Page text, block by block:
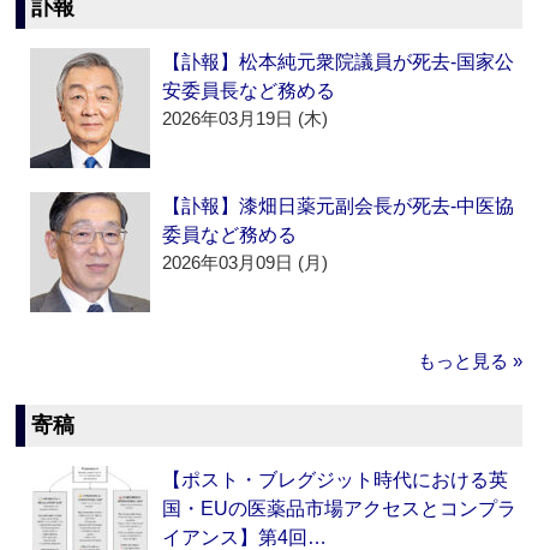
訃報
【訃報】松本純元衆院議員が死去‐国家公
安委員長など務める
2026年03月19日 (木)
【訃報】漆畑日薬元副会長が死去‐中医協
委員など務める
2026年03月09日 (月)
もっと見る »
寄稿
【ポスト・ブレグジット時代における英
国・EUの医薬品市場アクセスとコンプラ
イアンス】第4回…